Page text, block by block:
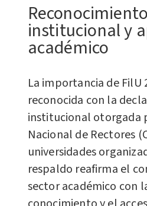
Reconocimiento
institucional y
académico
La importancia de FilU
reconocida con la
institucional otorgada
Nacional de Rectores
universidades
respaldo reafirma el
sector académico con